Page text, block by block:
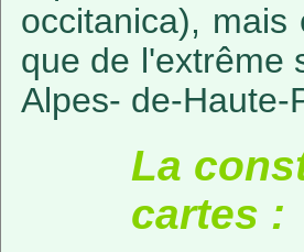
occitanica),
que de l'extrême
Alpes- de-Haute-
La
cartes :